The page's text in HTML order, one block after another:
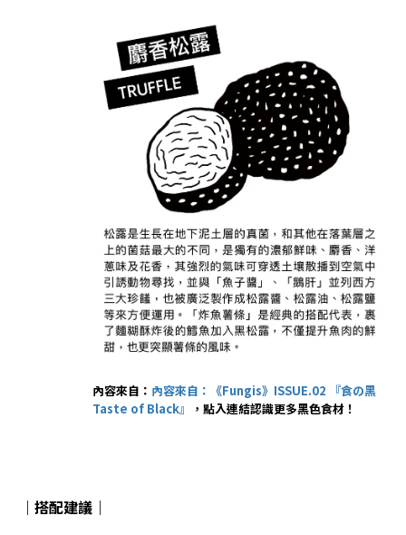
內容來自： 內容來自：《Fungis》ISSUE.02 『食の黑
Taste of Black』
，點入連結認識更多黑色食材！
｜搭配建議｜